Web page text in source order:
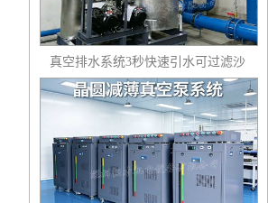
真空排水系统3秒快速引水可过滤沙
石